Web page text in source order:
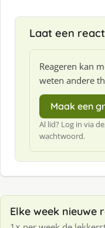
Laat een
Reageren kan
weten andere
Maak een
Al lid? Log in via
wachtwoord.
Elke week nieuwe